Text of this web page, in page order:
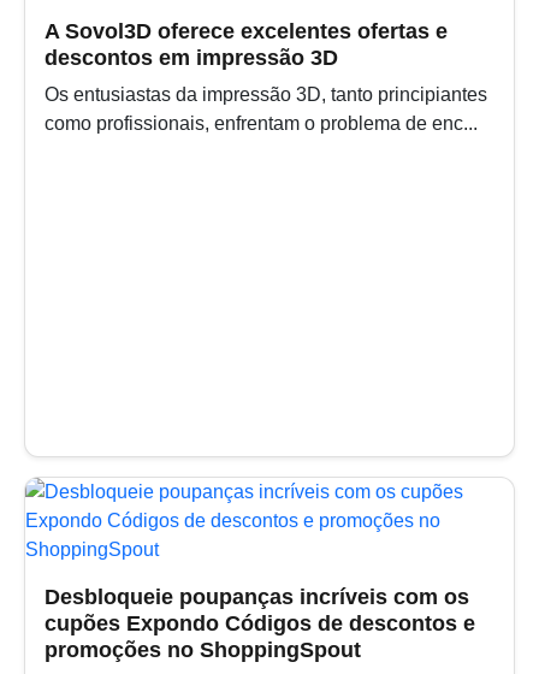
A Sovol3D oferece excelentes ofertas e
descontos em impressão 3D
Os entusiastas da impressão 3D, tanto principiantes
como profissionais, enfrentam o problema de enc...
Desbloqueie poupanças incríveis com os
cupões Expondo Códigos de descontos e
promoções no ShoppingSpout